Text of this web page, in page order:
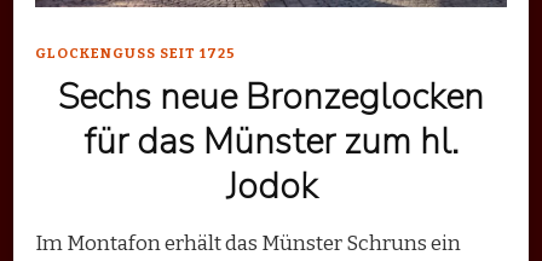
GLOCKENGUSS SEIT 1725
Sechs neue Bronzeglocken
für das Münster zum hl.
Jodok
Im Montafon erhält das Münster Schruns ein